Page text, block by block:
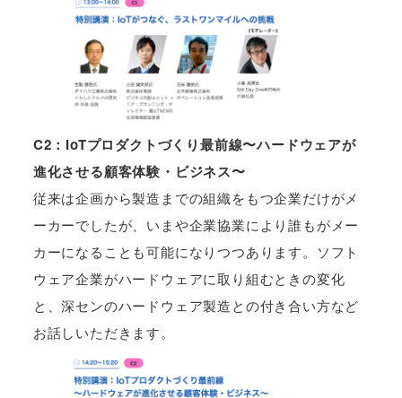
C2：IoTプロダクトづくり最前線〜ハードウェアが
進化させる顧客体験・ビジネス〜
従来は企画から製造までの組織をもつ企業だけがメ
ーカーでしたが、いまや企業協業により誰もがメー
カーになることも可能になりつつあります。ソフト
ウェア企業がハードウェアに取り組むときの変化
と、深センのハードウェア製造との付き合い方など
お話しいただきます。